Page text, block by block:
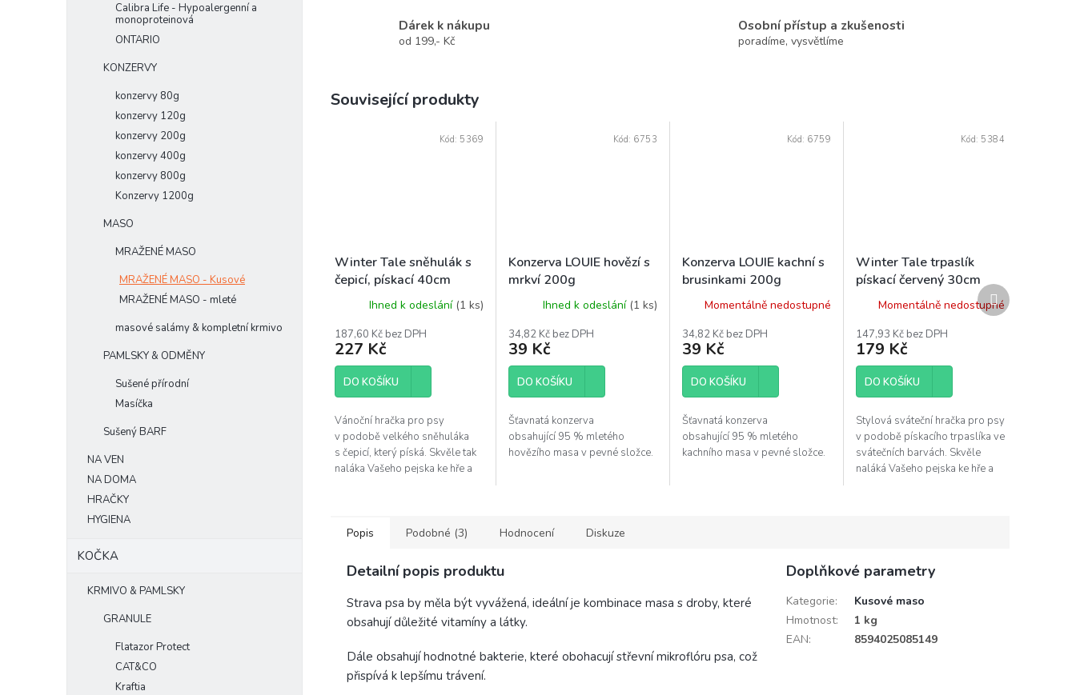
Calibra Life - Hypoalergenní a
monoproteinová
ONTARIO
KONZERVY
konzervy 80g
konzervy 120g
konzervy 200g
konzervy 400g
konzervy 800g
Konzervy 1200g
MASO
MRAŽENÉ MASO
MRAŽENÉ MASO - Kusové
MRAŽENÉ MASO - mleté
masové salámy & kompletní krmivo
PAMLSKY & ODMĚNY
Sušené přírodní
Masíčka
Sušený BARF
NA VEN
NA DOMA
HRAČKY
HYGIENA
KOČKA
KRMIVO & PAMLSKY
GRANULE
Flatazor Protect
CAT&CO
Kraftia
Dárek k nákupu
od 199,- Kč
Osobní přístup a zkušenosti
poradíme, vysvětlíme
Související produkty
Winter Tale sněhulák s
čepicí, pískací 40cm
Ihned k odeslání (1 ks)
187,60 Kč bez DPH
227 Kč
DO KOŠÍKU
Vánoční hračka pro psy
v podobě velkého sněhuláka
s čepicí, který píská. Skvěle tak
naláka Vašeho pejska ke hře a
Kód: 5369
Konzerva LOUIE hovězí s
mrkví 200g
Ihned k odeslání (1 ks)
34,82 Kč bez DPH
39 Kč
DO KOŠÍKU
Šťavnatá konzerva
obsahující 95 % mletého
hovězího masa v pevné složce.
Kód: 6753
Konzerva LOUIE kachní s
brusinkami 200g
Momentálně nedostupné
34,82 Kč bez DPH
39 Kč
DO KOŠÍKU
Šťavnatá konzerva
obsahující 95 % mletého
kachního masa v pevné složce.
Kód: 6759
Winter Tale trpaslík
pískací červený 30cm
Momentálně nedostupné
147,93 Kč bez DPH
179 Kč
DO KOŠÍKU
Stylová sváteční hračka pro psy
v podobě pískacího trpaslíka ve
svátečních barvách. Skvěle
naláká Vašeho pejska ke hře a
Kód: 5384
Další
produkt
Popis Podobné (3) Hodnocení Diskuze
Detailní popis produktu
Strava psa by měla být vyvážená, ideální je kombinace masa s droby, které
obsahují důležité vitamíny a látky.
Dále obsahují hodnotné bakterie, které obohacují střevní mikroflóru psa, což
přispívá k lepšímu trávení.
Doplňkové parametry
Kategorie:
Kusové maso
Hmotnost:
1 kg
EAN: 8594025085149